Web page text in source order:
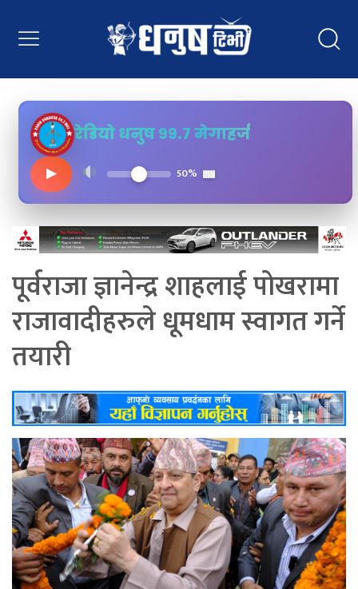
रेडियो धनुष ९९.७ मेगाहर्ज
▶
50%
पूर्वराजा ज्ञानेन्द्र शाहलाई पोखरामा
राजावादीहरुले धूमधाम स्वागत गर्ने
तयारी